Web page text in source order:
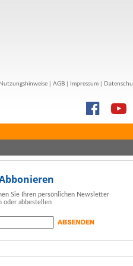
Nutzungshinweise AGB Impressum
Sie Ihren persönlichen Newsletter
oder abbestellen